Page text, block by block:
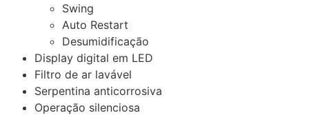
Swing
Auto Restart
Desumidificação
Display digital em LED
Filtro de ar lavável
Serpentina anticorrosiva
Operação silenciosa